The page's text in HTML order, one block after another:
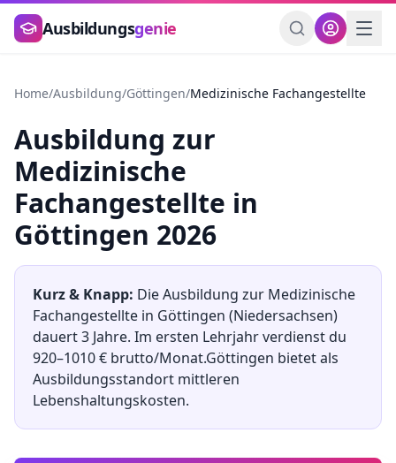
Zum Hauptinhalt springen
Ausbildungsgenie
Home/Ausbildung/Göttingen/Medizinische Fachangestellte
Ausbildung zur
Medizinische
Fachangestellte in
Göttingen 2026
Kurz & Knapp: Die Ausbildung zur Medizinische
Fachangestellte in Göttingen (Niedersachsen)
dauert3 Jahre. Im ersten Lehrjahr verdienst du
920–1010€ brutto/Monat.Göttingen bietet als
Ausbildungsstandort mittleren
Lebenshaltungskosten.